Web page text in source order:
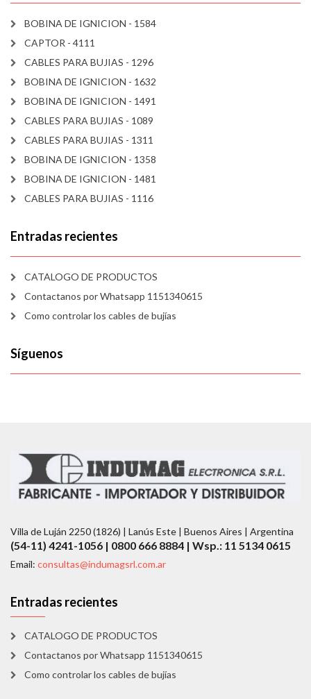
BOBINA DE IGNICION - 1584
CAPTOR - 4111
CABLES PARA BUJIAS - 1296
BOBINA DE IGNICION - 1632
BOBINA DE IGNICION - 1491
CABLES PARA BUJIAS - 1089
CABLES PARA BUJIAS - 1311
BOBINA DE IGNICION - 1358
BOBINA DE IGNICION - 1481
CABLES PARA BUJIAS - 1116
Entradas recientes
CATALOGO DE PRODUCTOS
Contactanos por Whatsapp 1151340615
Como controlar los cables de bujías
Síguenos
Villa de Luján 2250 (1826) | Lanús Este | Buenos Aires | Argentina
(54-11) 4241-1056 | 0800 666 8884 | Wsp.: 11 5134 0615
Email: consultas@indumagsrl.com.ar
Entradas recientes
CATALOGO DE PRODUCTOS
Contactanos por Whatsapp 1151340615
Como controlar los cables de bujías